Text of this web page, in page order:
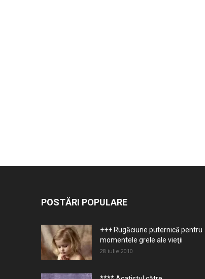
POSTĂRI POPULARE
+++ Rugăciune puternică pentru
momentele grele ale vieţii
28 iulie 2010